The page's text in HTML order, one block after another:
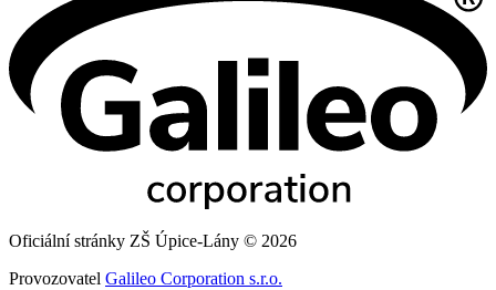
Oficiální stránky ZŠ Úpice-Lány © 2026
Provozovatel Galileo Corporation s.r.o.